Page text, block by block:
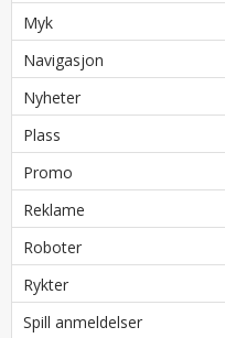
Myk
Navigasjon
Nyheter
Plass
Promo
Reklame
Roboter
Rykter
Spill anmeldelser